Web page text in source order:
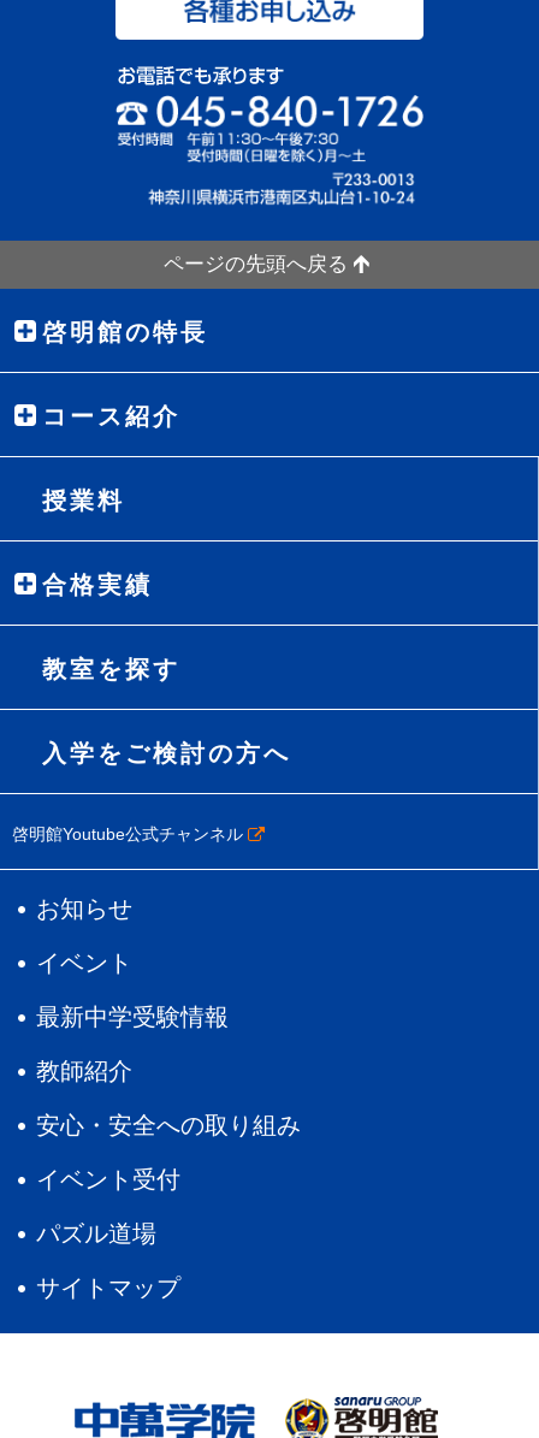
ページの先頭へ戻る
啓明館の特長
コース紹介
授業料
合格実績
教室を探す
入学をご検討の方へ
啓明館Youtube公式チャンネル
お知らせ
イベント
最新中学受験情報
教師紹介
安心・安全への取り組み
イベント受付
パズル道場
サイトマップ